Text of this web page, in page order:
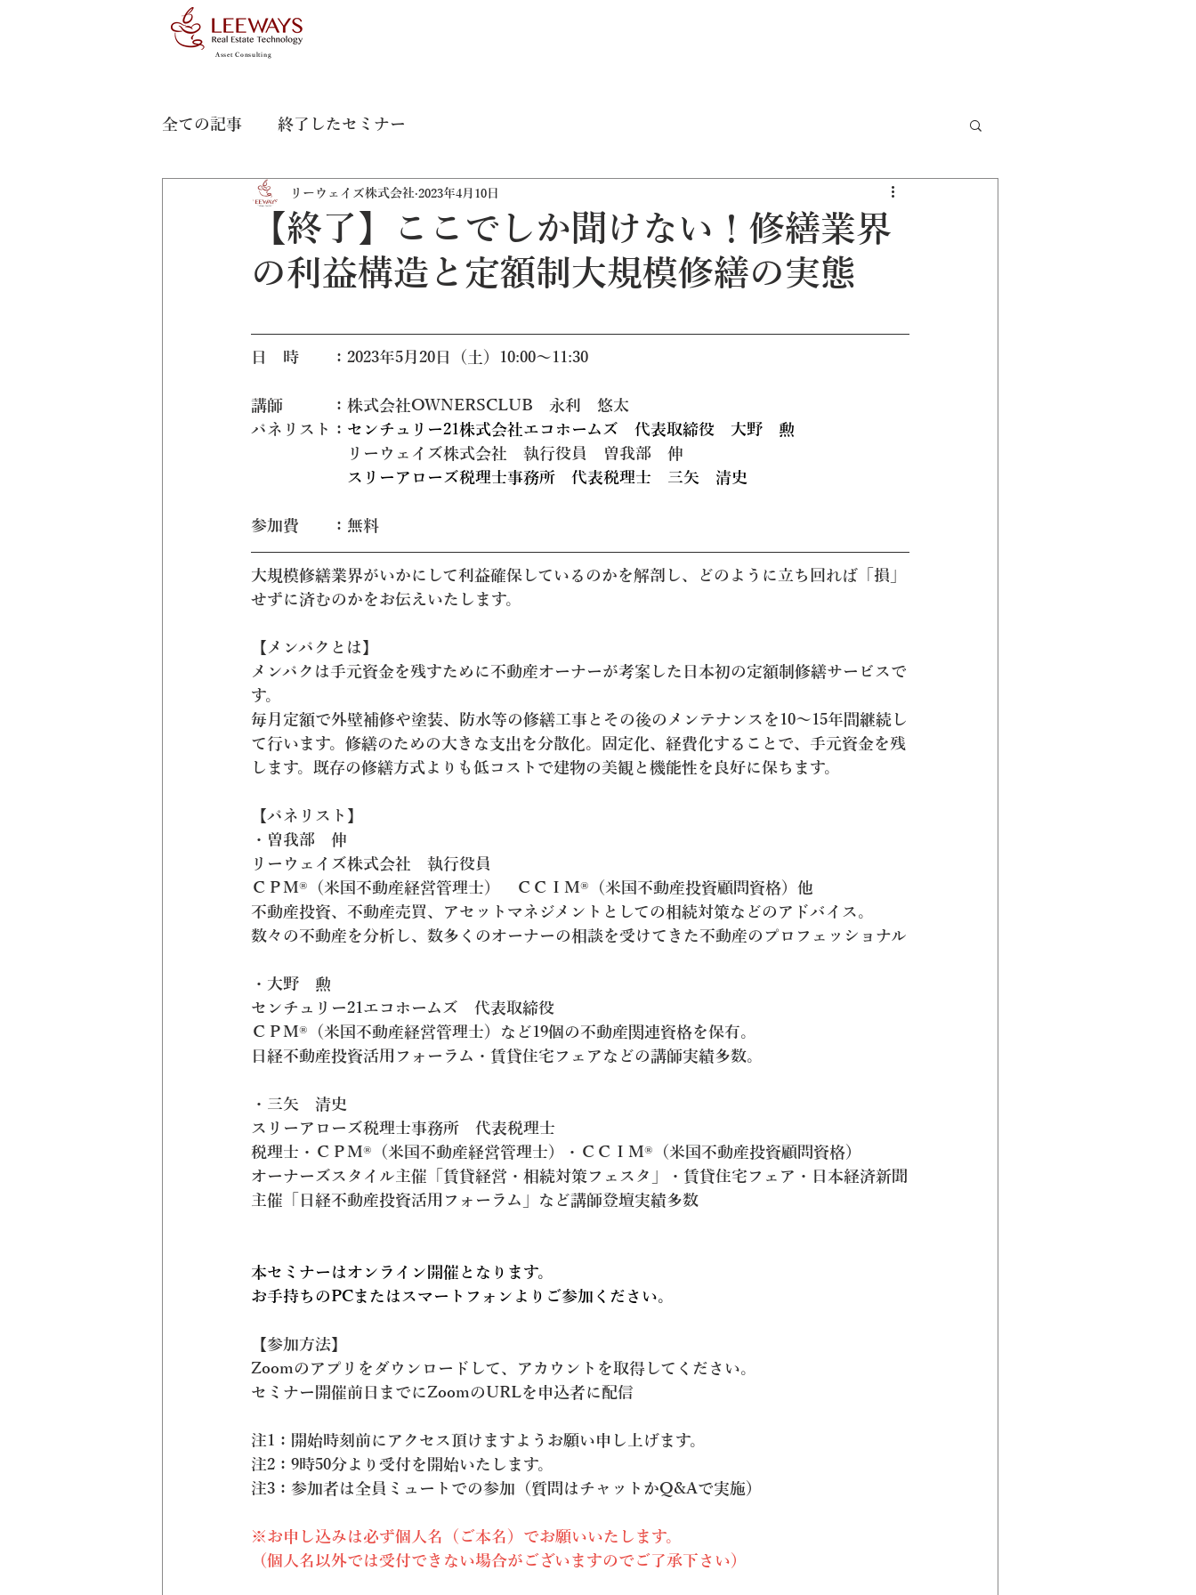
Asset Consulting
全ての記事 終了したセミナー
【終了】ここでしか聞けない！修繕業界
の利益構造と定額制大規模修繕の実態
リーウェイズ株式会社 2023年4月10日
日　時　　：2023年5月20日（土）10:00～11:30
講師　　　：株式会社OWNERSCLUB　永利　悠太
パネリスト： センチュリー21株式会社エコホームズ　代表取締役
大野　勲
リーウェイズ株式会社　執行役員　曽我部　伸
スリーアローズ税理士事務所　代表税理士　三矢　清史
​参加費　　：無料
大規模修繕業界がいかにして利益確保しているのかを解剖し、どのように立ち回れば「損」
せずに済むのかをお伝えいたします。
【メンパクとは】
メンパクは手元資金を残すために不動産オーナーが考案した日本初の定額制修繕サービスで
す。
毎月定額で外壁補修や塗装、防水等の修繕工事とその後のメンテナンスを10～15年間継続し
て行います。修繕のための大きな支出を分散化。固定化、経費化することで、手元資金を残
します。既存の修繕方式よりも低コストで建物の美観と機能性を良好に保ちます。
【パネリスト】
・曽我部　伸
リーウェイズ株式会社　執行役員
ＣＰＭ®（米国不動産経営管理士）　ＣＣＩＭ®（米国不動産投資顧問資格）他
不動産投資、不動産売買、アセットマネジメントとしての相続対策などのアドバイス。
数々の不動産を分析し、数多くのオーナーの相談を受けてきた不動産のプロフェッショナル
・大野　勲
センチュリー21エコホームズ　代表取締役
ＣＰＭ®（米国不動産経営管理士）など19個の不動産関連資格を保有。
日経不動産投資活用フォーラム・賃貸住宅フェアなどの講師実績多数。
・三矢　清史
スリーアローズ税理士事務所　代表税理士
税理士・ＣＰＭ®（米国不動産経営管理士）・ＣＣＩＭ®（米国不動産投資顧問資格）
オーナーズスタイル主催「賃貸経営・相続対策フェスタ」・賃貸住宅フェア・日本経済新聞
主催「日経不動産投資活用フォーラム」など講師登壇実績多数
本セミナーはオンライン開催となります。
お手持ちのPCまたはスマートフォンよりご参加ください。
【参加方法】
Zoomのアプリをダウンロードして、アカウントを取得してください。
セミナー開催前日までにZoomのURLを申込者に配信
注1：開始時刻前にアクセス頂けますようお願い申し上げます。
注2：9時50分より受付を開始いたします。
注3：参加者は全員ミュートでの参加（質問はチャットかQ&Aで実施）
※お申し込みは必ず個人名（ご本名）でお願いいたします。
（個人名以外では受付できない場合がございますのでご了承下さい）